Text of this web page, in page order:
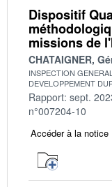
Dispositif
missions de
CHATAIGNER,
INSPECTION
DEVELOPPEMENT
Rapport: sept.
n°007204-10
Accéder à la notice